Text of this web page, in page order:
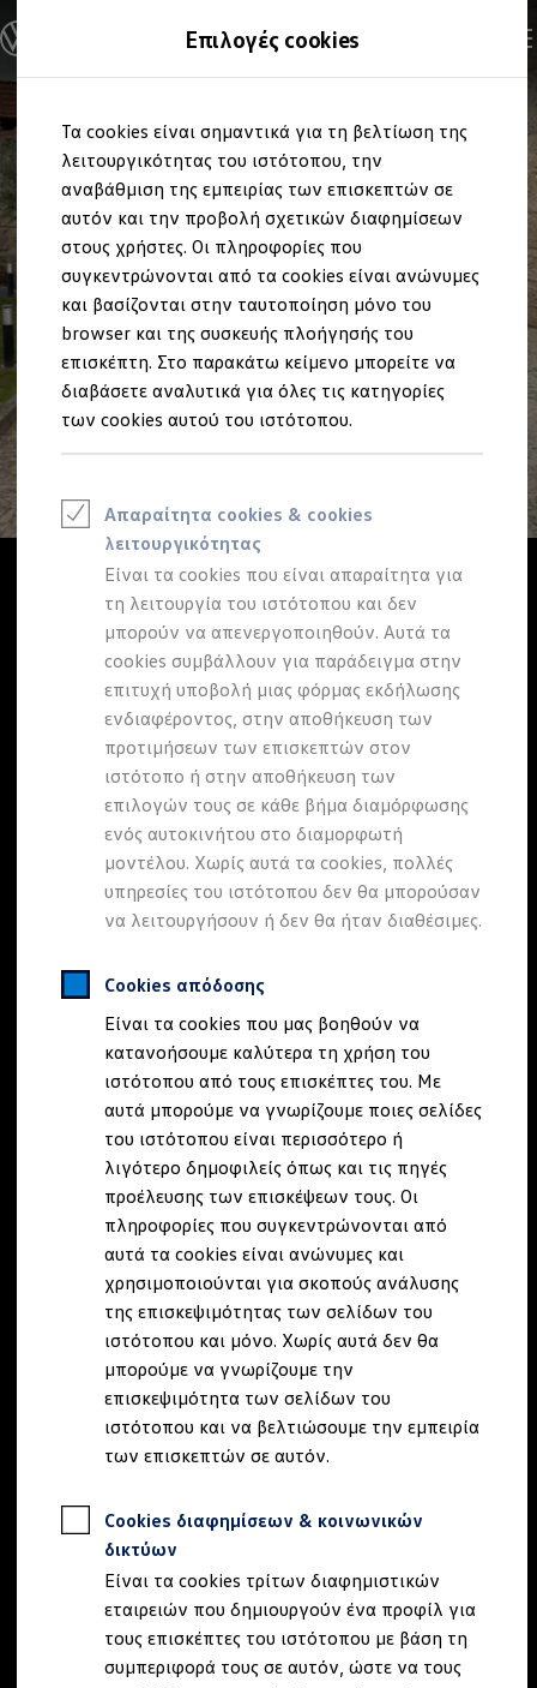
Επιλογές cookies
Τα cookies είναι σημαντικά για τη βελτίωση της
λειτουργικότητας του ιστότοπου, την
αναβάθμιση της εμπειρίας των επισκεπτών σε
αυτόν και την προβολή σχετικών διαφημίσεων
στους χρήστες. Οι πληροφορίες που
συγκεντρώνονται από τα cookies είναι ανώνυμες
και βασίζονται στην ταυτοποίηση μόνο του
browser και της συσκευής πλοήγησής του
επισκέπτη. Στο παρακάτω κείμενο μπορείτε να
διαβάσετε αναλυτικά για όλες τις κατηγορίες
των cookies αυτού του ιστότοπου.
Απαραίτητα cookies & cookies
λειτουργικότητας
Είναι τα cookies που είναι απαραίτητα για
τη λειτουργία του ιστότοπου και δεν
μπορούν να απενεργοποιηθούν. Αυτά τα
cookies συμβάλλουν για παράδειγμα στην
επιτυχή υποβολή μιας φόρμας εκδήλωσης
ενδιαφέροντος, στην αποθήκευση των
προτιμήσεων των επισκεπτών στον
ιστότοπο ή στην αποθήκευση των
επιλογών τους σε κάθε βήμα διαμόρφωσης
ενός αυτοκινήτου στο διαμορφωτή
μοντέλου. Χωρίς αυτά τα cookies, πολλές
υπηρεσίες του ιστότοπου δεν θα μπορούσαν
να λειτουργήσουν ή δεν θα ήταν διαθέσιμες.
Cookies απόδοσης
Είναι τα cookies που μας βοηθούν να
κατανοήσουμε καλύτερα τη χρήση του
ιστότοπου από τους επισκέπτες του. Με
αυτά μπορούμε να γνωρίζουμε ποιες σελίδες
του ιστότοπου είναι περισσότερο ή
λιγότερο δημοφιλείς όπως και τις πηγές
προέλευσης των επισκέψεων τους. Οι
πληροφορίες που συγκεντρώνονται από
αυτά τα cookies είναι ανώνυμες και
χρησιμοποιούνται για σκοπούς ανάλυσης
της επισκεψιμότητας των σελίδων του
ιστότοπου και μόνο. Χωρίς αυτά δεν θα
μπορούμε να γνωρίζουμε την
επισκεψιμότητα των σελίδων του
ιστότοπου και να βελτιώσουμε την εμπειρία
των επισκεπτών σε αυτόν.
Cookies διαφημίσεων & κοινωνικών
δικτύων
Είναι τα cookies τρίτων διαφημιστικών
εταιρειών που δημιουργούν ένα προφίλ για
τους επισκέπτες του ιστότοπου με βάση τη
συμπεριφορά τους σε αυτόν, ώστε να τους
στο
περιεχόμενο
στο
footer
Ανακαλύψτε τα Μοντέλα
Διαμορφώστε το Volkswagen σας
Επαγγελματικά Οχήματα Volkswagen
Ηλεκτρικά & eHybrid μοντέλα
Ηλεκτρικά μοντέλα
ID.3 Neo
Νέο ID. Polo
ID.4
ID.4 GTX
ID.5
ID.5 GTX
ID.7
ID.7 GTX
ID. Buzz
ID. Buzz Cargo
ID. CROSS
eHybrid μοντέλα
Golf GTE
Νέο Tayron ehybrid
e-Tools για ηλεκτρικά αυτοκίνητα
Προσομοιωτής αυτονομίας
Προσομοιωτής χρόνου φόρτισης
Προσομοιωτής κόστους φόρτισης
ID. Ενημερώσεις λογισμικού
We Charge - Υπηρεσία Φόρτισης
Εύρεση δημόσιων σημείων φόρτισης
ID. Charger
Ενημέρωση ID.
Πλατφόρμα MEB
Μύθοι & Αλήθειες για την ηλεκτροκίνηση
Πού μπορώ να φορτίσω;
Πόσο μακριά μπορώ να φτάσω;
Πώς μπορώ να πληρώσω;
Πώς μπορώ να φορτίσω;
Η αντλία θερμότητας στα ID.
Η λειτουργία ανάκτησης ενέργειας κατά την
Το σύστημα πέδησης στα ID.
Διαθέσιμα νέα και μεταχειρισμένα αυτοκίνητα
Διαθέσιμα νέα αυτοκίνητα
Χρηματοδότηση και Leasing
Volkswagen Easy Living
Χρηματοδότηση Auto Credit
Χρηματοδότηση Classic Credit
Καινοτόμες Τεχνολογίες
Ιδιοκτήτες και υπηρεσίες After Sales
myVolkswagen
Service και γνήσια ανταλλακτικά
Επιθεώρηση & ΚΤΕΟ
Επισκευές & έλεγχοι
Λιπαντικά κινητήρα και υγρά
Τροχοί και ελαστικά
Οδική Βοήθεια
Volkswagen Service
Ανταλλακτικά Volkswagen
Γνήσια αξεσουάρ Volkswagen
Γνήσια αξεσουάρ Volkswagen ειδικά για κάθε
Εσωτερική και εξωτερική προστασία
Λύσεις μεταφοράς και αποσκευών
Ψυχαγωγία και ηλεκτρονικές συσκευές
Εξατομίκευση
Επιτοίχιος σταθμός φόρτισης και καλώδια
Digital Extras
Σύνδεση κινητού τηλεφώνου και οχήματος
Ενημερώσεις για λογισμικό, χάρτες και
Πληροφορίες Πελάτη
Ανακύκλωση & Επιστροφή
Ανακλήσεις ασφαλείας και Τεχνικά μέτρα
Προειδοποιητικές και ενδεικτικές λυχνίες
Eνημερώσεις λογισμικού
VolkswageneHybrid
Γιατί να επιλέξετε όταν
μπορείτε να τα έχετε
όλα;
Ανακαλύψτε τα eHybrid μοντέλα